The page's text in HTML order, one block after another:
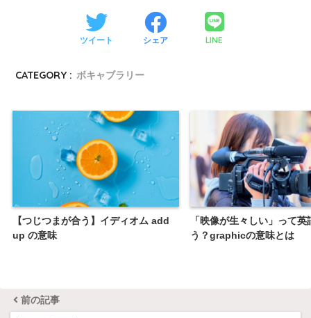
ツイート シェア LINE
CATEGORY : ボキャブラリー
【つじつまが合う】イディオム add
up の意味
「映像が生々しい」って
う？graphicの意味とは
前の記事